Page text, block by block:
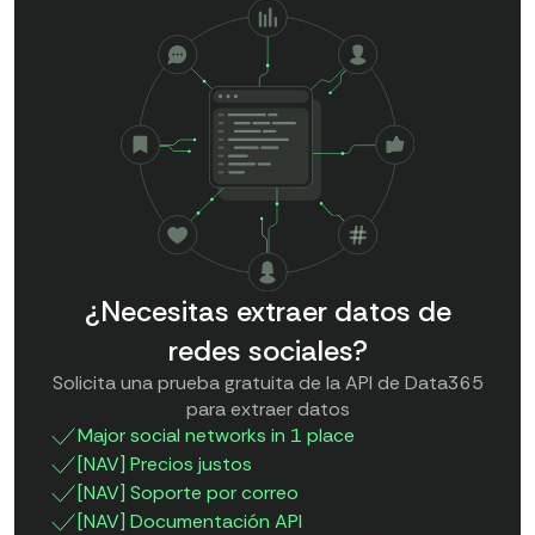
¿Necesitas extraer datos de
redes sociales?
Solicita una prueba gratuita de la API de Data365
para extraer datos
Major social networks in 1 place
[NAV] Precios justos
[NAV] Soporte por correo
[NAV] Documentación API